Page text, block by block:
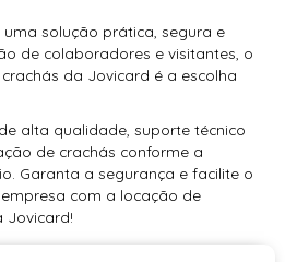
solução prática, segura e
de colaboradores e visitantes, o
da Jovicard é a escolha
alta qualidade, suporte técnico
de crachás conforme a
Garanta a segurança e facilite o
com a locação de
Jovicard!